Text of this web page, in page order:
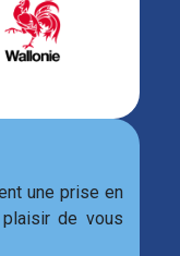
une prise en
plaisir de vous